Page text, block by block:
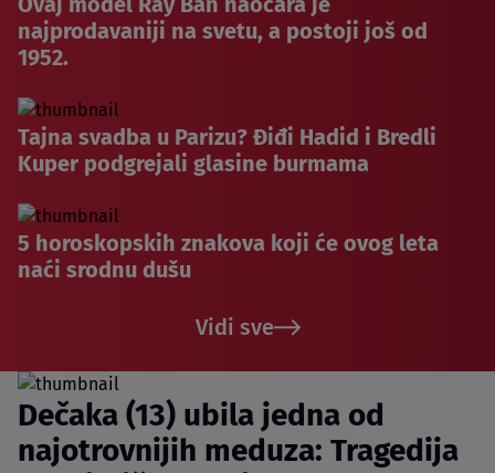
najprodavaniji na svetu, a postoji još od
1952.
Tajna svadba u Parizu? Điđi Hadid i Bredli
Kuper podgrejali glasine burmama
5 horoskopskih znakova koji će ovog leta
naći srodnu dušu
Vidi sve
Dečaka (13) ubila jedna od
najotrovnijih meduza: Tragedija